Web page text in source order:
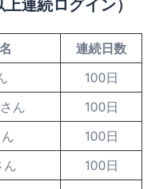
連続ログイン）
連続日数
100日
ん
100日
100日
ん
100日